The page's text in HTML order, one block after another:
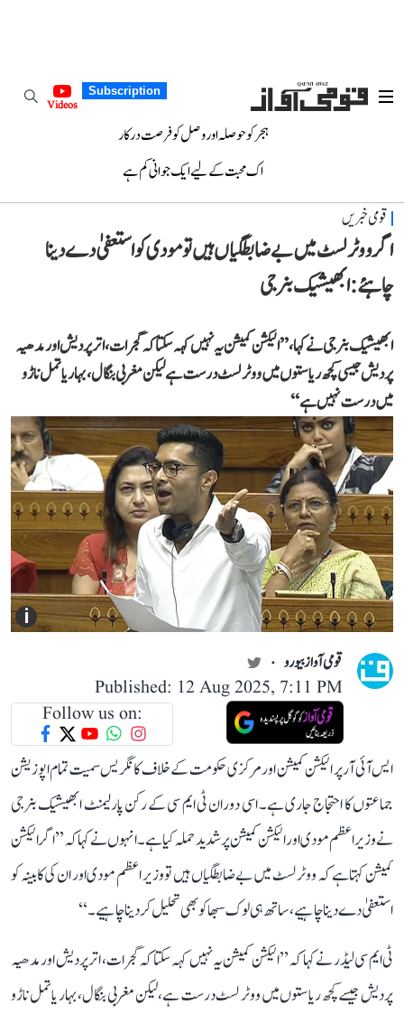
Subscription
Videos
ہجر کو حوصلہ اور وصل کو فرصت درکار
اک محبت کے لیے ایک جوانی کم ہے
قومی خبریں
اگر ووٹر لسٹ میں بے ضابطگیاں ہیں تو مودی کو استعفیٰ دے دینا
چاہئے: ابھیشیک بنرجی
ابھیشیک بنرجی نے کہا، ’’الیکشن کمیشن یہ نہیں کہہ سکتا کہ گجرات، اتر پردیش اور مدھیہ
پردیش جیسی کچھ ریاستوں میں ووٹر لسٹ درست ہے لیکن مغربی بنگال، بہار یا تمل ناڑو
میں درست نہیں ہے‘‘
i
قومی آواز بیورو
Published: 12 Aug 2025, 7:11 PM
Follow us on:
ایس آئی آر پر الیکشن کمیشن اور مرکزی حکومت کے خلاف کانگریس سمیت تمام اپوزیشن
جماعتوں کا احتجاج جاری ہے۔ اسی دوران ٹی ایم سی کے رکن پارلیمنٹ ابھیشیک بنرجی
نے وزیر اعظم مودی اور الیکشن کمیشن پر شدید حملہ کیا ہے۔ انہوں نے کہا کہ ’’اگر الیکشن
کمیشن کہتا ہے کہ ووٹر لسٹ میں بے ضابطگیاں ہیں تو وزیر اعظم مودی اور ان کی کابینہ کو
استعفیٰ دے دینا چاہیے، ساتھ ہی لوک سبھا کو بھی تحلیل کر دینا چاہیے۔‘‘
ٹی ایم سی لیڈر نے کہا کہ ’’الیکشن کمیشن یہ نہیں کہہ سکتا کہ گجرات، اتر پردیش اور مدھیہ
پردیش جیسے کچھ ریاستوں میں ووٹر لسٹ درست ہے، لیکن مغربی بنگال، بہار یا تمل ناڑو